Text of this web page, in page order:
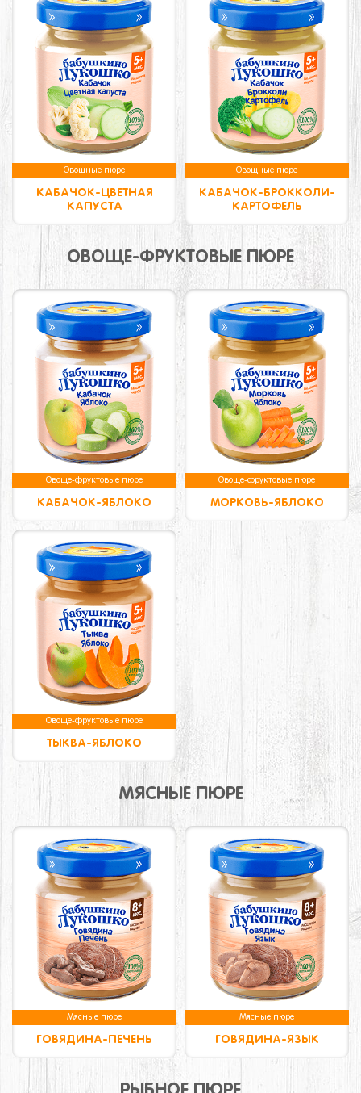
Овощные пюре
КАБАЧОК-ЦВЕТНАЯ
КАПУСТА
Овощные пюре
КАБАЧОК-БРОККОЛИ-
КАРТОФЕЛЬ
ОВОЩЕ-ФРУКТОВЫЕ ПЮРЕ
Овоще-фруктовые пюре
КАБАЧОК-ЯБЛОКО
Овоще-фруктовые пюре
МОРКОВЬ-ЯБЛОКО
Овоще-фруктовые пюре
ТЫКВА-ЯБЛОКО
МЯСНЫЕ ПЮРЕ
Мясные пюре
ГОВЯДИНА-ПЕЧЕНЬ
Мясные пюре
ГОВЯДИНА-ЯЗЫК